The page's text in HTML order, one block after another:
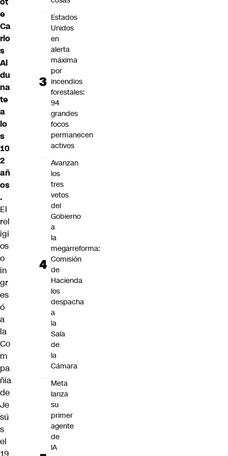
e
Ca
rlo
s
Al
du
na
te
a
lo
s
10
2
añ
os
.
El
rel
igi
os
o
in
gr
es
ó
a
la
Co
m
pa
ñía
de
Je
sú
s
el
19
Estados
Unidos
en
alerta
máxima
por
incendios
forestales:
94
grandes
focos
permanecen
activos
Avanzan
los
tres
vetos
del
Gobierno
a
la
megarreforma:
Comisión
de
Hacienda
los
despacha
a
la
Sala
de
la
Cámara
Meta
lanza
su
primer
agente
de
IA